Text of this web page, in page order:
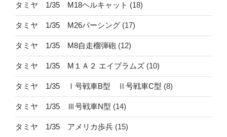
タミヤ 1/35 M18ヘルキャット (18)
タミヤ 1/35 M26パーシング (17)
タミヤ 1/35 M8自走榴弾砲 (12)
タミヤ 1/35 M１Ａ２ エイブラムズ (10)
タミヤ 1/35 Ⅰ号戦車B型 Ⅱ号戦車C型 (8)
タミヤ 1/35 Ⅲ号戦車N型 (14)
タミヤ 1/35 アメリカ歩兵 (15)